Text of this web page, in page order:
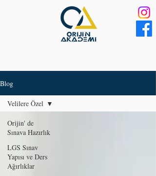
Blog
Orijin' de
Sınava Hazırlık
LGS Sınav
Yapısı ve Ders
Ağırlıklar
Velilere Özel